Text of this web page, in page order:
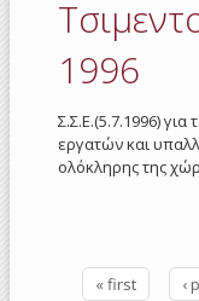
1996
Σ.Σ.Ε.(5.7.1996)
εργατών και
ολόκληρης της
« first ‹